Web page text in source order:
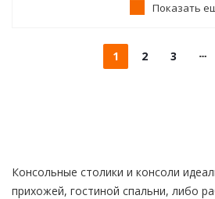
Показать
1 2 3
Консольные столики и консоли
прихожей, гостиной спальни, либо